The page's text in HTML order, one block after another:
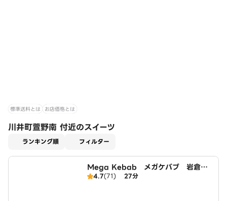
標準送料とは お店価格とは
川井町萱野南 付近のスイーツ
ランキング順 フィルター
Mega Kebab メガケバブ 岩倉
店 Halal ハラール
4.7(71) 27分